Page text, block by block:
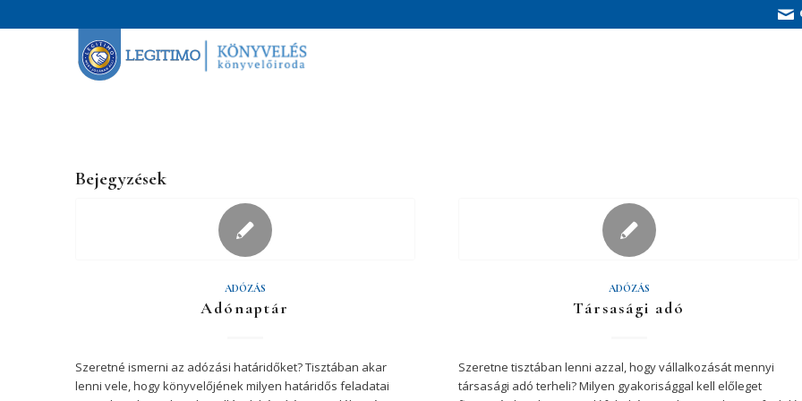
Bejegyzések
ADÓZÁS
Adónaptár
Szeretné ismerni az adózási határidőket? Tisztában akar
lenni vele, hogy könyvelőjének milyen határidős feladatai
ADÓZÁS
Társasági adó
Szeretne tisztában lenni azzal, hogy vállalkozását mennyi
társasági adó terheli? Milyen gyakorisággal kell előleget